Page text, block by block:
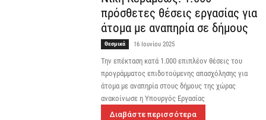
πρόσθετες θέσεις εργασίας για
άτομα με αναπηρία σε δήμους
Θεσμικά 16 Ιουνίου 2025
Την επέκταση κατά 1.000 επιπλέον θέσεις του
προγράμματος επιδοτούμενης απασχόλησης για
άτομα με αναπηρία στους δήμους της χώρας
ανακοίνωσε η Υπουργός Εργασίας
Διαβάστε περισσότερα